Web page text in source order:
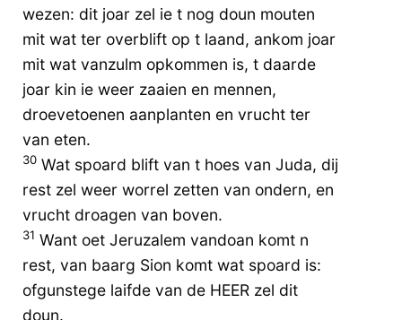
wezen: dit joar zel ie t nog doun mouten
mit wat ter overblift op t laand, ankom joar
mit wat vanzulm opkommen is, t daarde
joar kin ie weer zaaien en mennen,
droevetoenen aanplanten en vrucht ter
van eten.
30 Wat spoard blift van t hoes van Juda, dij
rest zel weer worrel zetten van ondern, en
vrucht droagen van boven.
31 Want oet Jeruzalem vandoan komt n
rest, van baarg Sion komt wat spoard is:
ofgunstege laifde van de HEER zel dit
doun.